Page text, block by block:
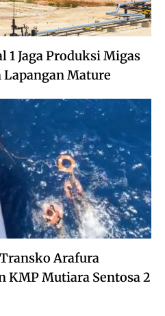
1 Jaga Produksi Migas
Mature
Arafura
KMP Mutiara Sentosa 2